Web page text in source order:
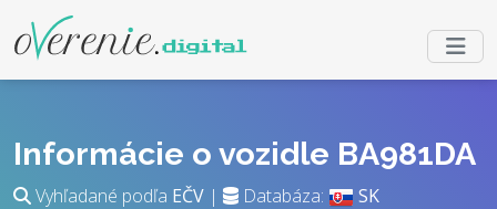
Informácie o vozidle BA981DA
Vyhľadané podľa EČV | Databáza: SK